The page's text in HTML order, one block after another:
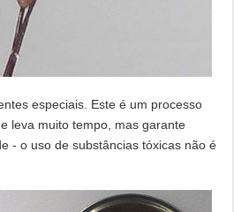
especiais. Este é um processo
leva muito tempo, mas garante
- o uso de substâncias tóxicas não é